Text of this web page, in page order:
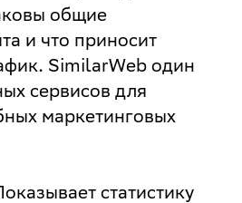
общие
и что приносит
SimilarWeb один
сервисов для
маркетинговых
статистику